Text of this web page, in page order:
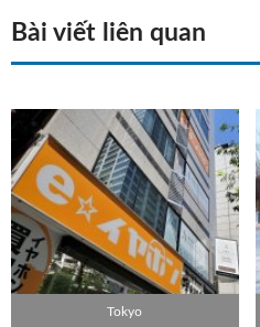
Bài viết liên quan
Tokyo